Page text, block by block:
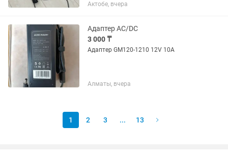
тяжелым 3D-моделированием,
Основные...
Актобе, вчера
Адаптер AC/DC
3 000 ₸
Адаптер GM120-1210 12V 10A
Алматы, вчера
1 2 3 ... 13